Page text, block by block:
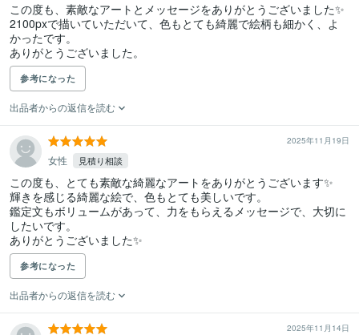
この度も、素敵なアートとメッセージをありがとうございました✨
2100pxで描いていただいて、色もとても綺麗で絵柄も細かく、よ
かったです。
ありがとうございました。
参考になった
出品者からの返信を読む
2025年11月19日
女性 見積り相談
この度も、とても素敵な綺麗なアートをありがとうございます✨
輝きを感じる綺麗な絵で、色もとても美しいです。
鑑定文もボリュームがあって、力をもらえるメッセージで、大切に
したいです。
ありがとうございました✨
参考になった
出品者からの返信を読む
2025年11月14日